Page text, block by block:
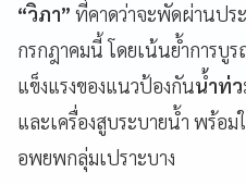
“วิภา” ที่คาดว่าจะพัดผ่านปร
กรกฎาคมนี้ โดยเน้นย้ำการบู
แข็งแรงของแนวป้องกันน้ำท่
และเครื่องสูบระบายน้ำ พร้อ
อพยพกลุ่มเปราะบาง